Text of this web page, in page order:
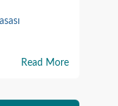
Read More